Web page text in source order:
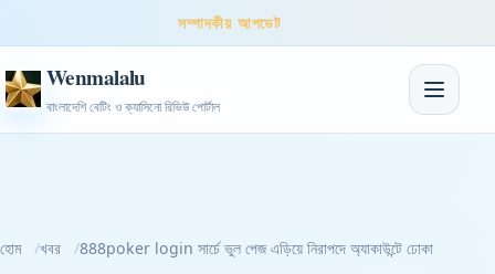
সম্পাদকীয় আপডেট
Wenmalalu
বাংলাদেশি বেটিং ও ক্যাসিনো রিভিউ পোর্টাল
নেভিগেশন
হোম খবর 888poker login সার্চে ভুল পেজ এড়িয়ে নিরাপদে অ্যাকাউন্টে ঢোকা